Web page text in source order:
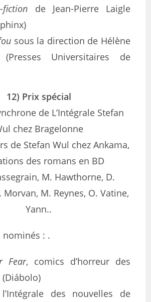
fiction de Jean-Pierre Laigle
sous la direction de Hélène
(Presses Universitaires de
12) Prix spécial
de L’Intégrale Stefan
chez Bragelonne
de Stefan Wul chez Ankama,
des romans en BD
M. Hawthorne, D.
Morvan, M. Reynes, O. Vatine,
Yann..
nominés : .
Fear, comics d’horreur des
(Diábolo)
des nouvelles de